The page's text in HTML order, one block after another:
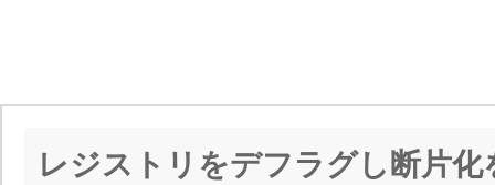
レジストリをデフラグし断片